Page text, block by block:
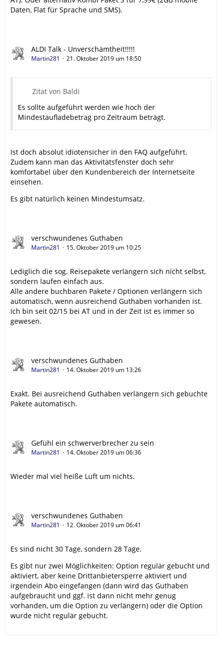
Daten, Flat für Sprache und SMS).
ALDI Talk - Unverschämtheit!!!!!
Martin281 21. Oktober 2019 um 18:50
Zitat von Baldi
Es sollte aufgeführt werden wie hoch der
Mindestaufladebetrag pro Zeitraum beträgt.
Ist doch absolut idiotensicher in den FAQ aufgeführt.
Zudem kann man das Aktivitätsfenster doch sehr
komfortabel über den Kundenbereich der Internetseite
einsehen.
Es gibt natürlich keinen Mindestumsatz.
verschwundenes Guthaben
Martin281 15. Oktober 2019 um 10:25
Lediglich die sog. Reisepakete verlängern sich nicht selbst,
sondern laufen einfach aus.
Alle andere buchbaren Pakete / Optionen verlängern sich
automatisch, wenn ausreichend Guthaben vorhanden ist.
Ich bin seit 02/15 bei AT und in der Zeit ist es immer so
gewesen.
verschwundenes Guthaben
Martin281 14. Oktober 2019 um 13:26
Exakt. Bei ausreichend Guthaben verlängern sich gebuchte
Pakete automatisch.
Gefühl ein schwerverbrecher zu sein
Martin281 14. Oktober 2019 um 06:36
Wieder mal viel heiße Luft um nichts.
verschwundenes Guthaben
Martin281 12. Oktober 2019 um 06:41
Es sind nicht 30 Tage, sondern 28 Tage.
Es gibt nur zwei Möglichkeiten: Option regulär gebucht und
aktiviert, aber keine Drittanbietersperre aktiviert und
irgendein Abo eingefangen (dann wird das Guthaben
aufgebraucht und ggf. ist dann nicht mehr genug
vorhanden, um die Option zu verlängern) oder die Option
wurde nicht regulär gebucht.